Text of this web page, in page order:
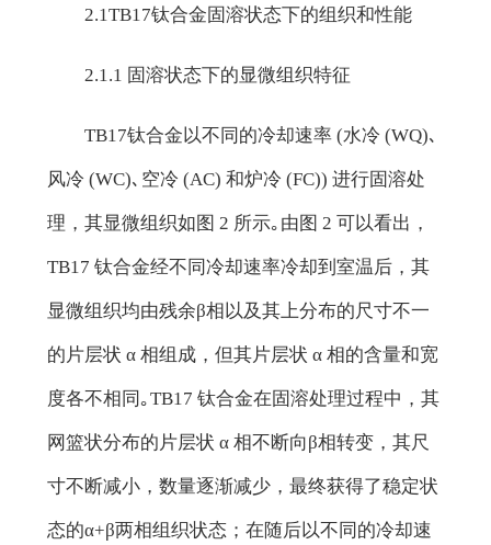
2.1TB17钛合金固溶状态下的组织和性能
2.1.1 固溶状态下的显微组织特征
TB17钛合金以不同的冷却速率 (水冷 (WQ)､
风冷 (WC)､空冷 (AC) 和炉冷 (FC)) 进行固溶处
理，其显微组织如图 2 所示｡由图 2 可以看出，
TB17 钛合金经不同冷却速率冷却到室温后，其
显微组织均由残余β相以及其上分布的尺寸不一
的片层状 α 相组成，但其片层状 α 相的含量和宽
度各不相同｡TB17 钛合金在固溶处理过程中，其
网篮状分布的片层状 α 相不断向β相转变，其尺
寸不断减小，数量逐渐减少，最终获得了稳定状
态的α+β两相组织状态；在随后以不同的冷却速